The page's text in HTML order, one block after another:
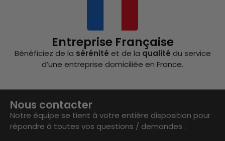
Entreprise Française
Bénéficiez de la sérénité et de la qualité du service
d’une entreprise domiciliée en France.
Nous contacter
Notre équipe se tient à votre entière disposition pour
répondre à toutes vos questions / demandes :